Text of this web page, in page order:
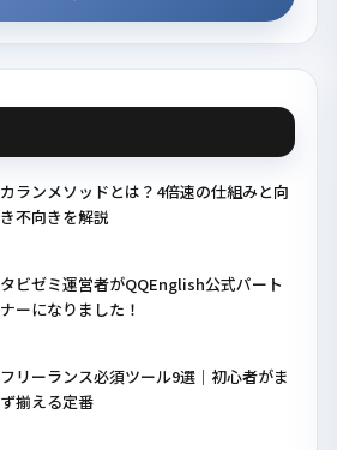
カランメソッドとは？4倍速の仕組みと向
き不向きを解説
タビゼミ運営者がQQEnglish公式パート
ナーになりました！
フリーランス必須ツール9選｜初心者がま
ず揃える定番